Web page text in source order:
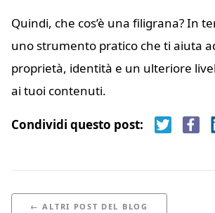
Quindi, che cos’è una filigrana? In
uno strumento pratico che ti aiuta
proprietà, identità e un ulteriore
ai tuoi contenuti.
Condividi questo post:
← ALTRI POST DEL BLOG